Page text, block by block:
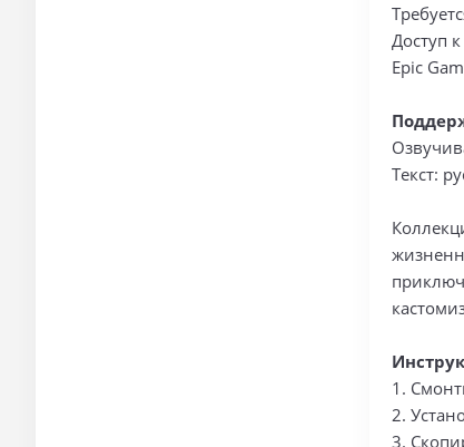
Доступ
Epic
Текст:
1.
2.
3.